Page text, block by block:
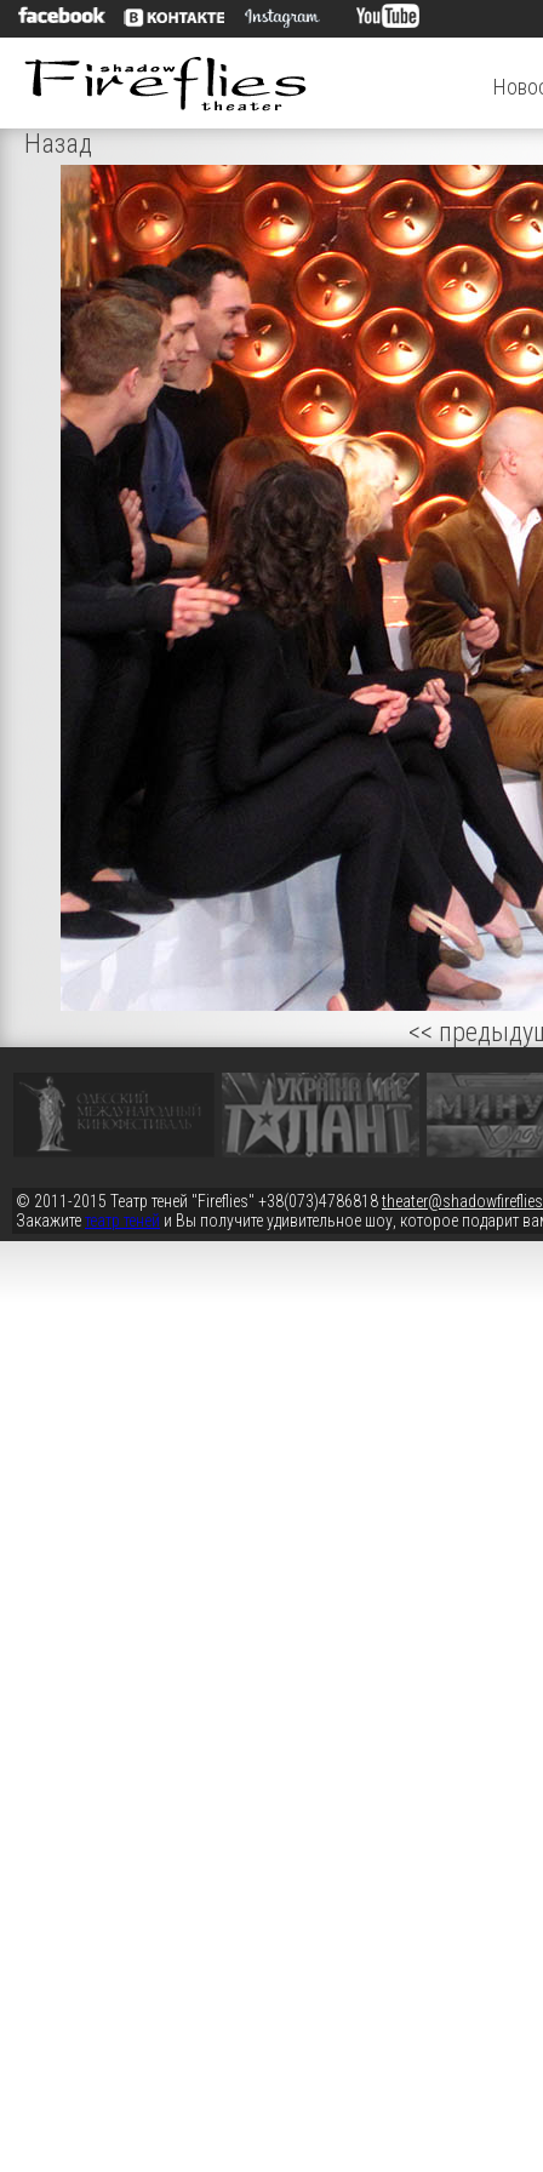
Назад
<<
© 2011-2015 Театр теней "Fireflies" +38(073)4786818
Закажитетеатр теней и Вы получите удивительное шоу, которое подарит